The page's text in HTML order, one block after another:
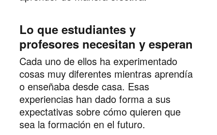
Lo que estudiantes y
profesores necesitan y esperan
Cada uno de ellos ha experimentado
cosas muy diferentes mientras aprendía
o enseñaba desde casa. Esas
experiencias han dado forma a sus
expectativas sobre cómo quieren que
sea la formación en el futuro.